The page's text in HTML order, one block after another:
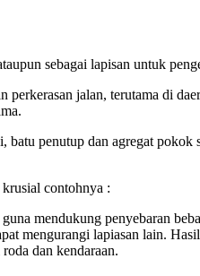
sebagai lapisan untuk
jalan, terutama di
penutup dan agregat
contohnya :
mendukung penyebaran
mengurangi lapiasan lain.
dan kendaraan.